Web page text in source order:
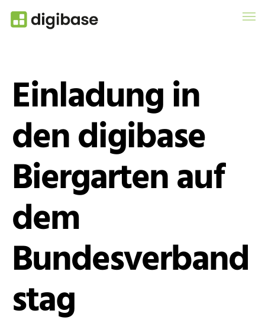
Einladung in
den digibase
Biergarten auf
dem
Bundesverband
stag